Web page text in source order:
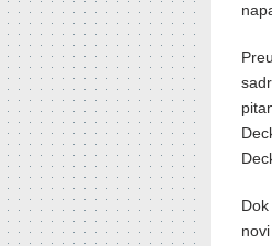
novi